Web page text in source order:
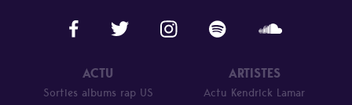
ACTU
Sorties albums rap US
ARTISTES
Actu Kendrick Lamar